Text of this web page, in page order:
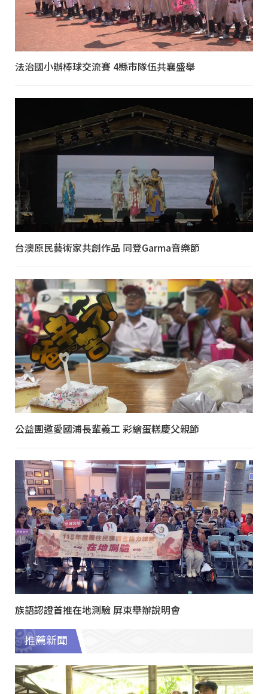
法治國小辦棒球交流賽 4縣市隊伍共襄盛舉
台澳原民藝術家共創作品 同登Garma音樂節
公益團邀愛國浦長輩義工 彩繪蛋糕慶父親節
族語認證首推在地測驗 屏東舉辦說明會
推薦新聞